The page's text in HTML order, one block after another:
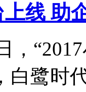
线 助
，
白鹭时